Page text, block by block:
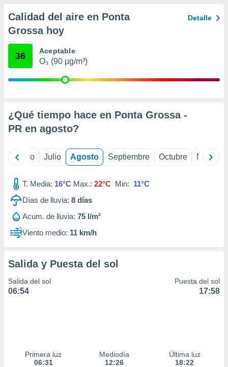
e
mediante
publicidad
de
Calidad del aire en Ponta
Grossa hoy
Detalle
36 Aceptable
O₃ (90 µg/m³)
¿Qué tiempo hace en Ponta Grossa -
PR en agosto?
Junio Julio Agosto Septiembre Octubre
T. Media: 16°C Max.: 22°C Min: 11°C
Días de lluvia: 8 días
Acum. de lluvia: 75 l/m²
Viento medio: 11 km/h
Salida y Puesta del sol
Salida del sol
06:54
Puesta del sol
17:58
Primera luz
06:31
Mediodía
12:26
Última luz
18:22